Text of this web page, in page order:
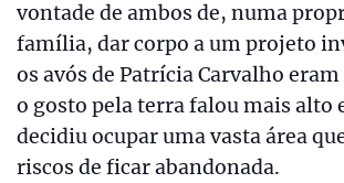
vontade de ambos de, numa
família, dar corpo a um projeto
os avós de Patrícia Carvalho
o gosto pela terra falou mais alto
decidiu ocupar uma vasta área
riscos de ficar abandonada.